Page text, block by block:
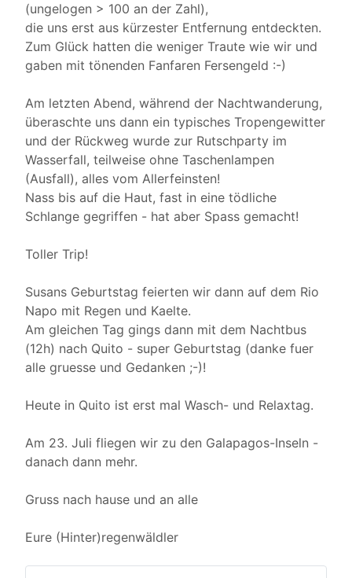
(ungelogen > 100 an der Zahl),
die uns erst aus kürzester Entfernung entdeckten.
Zum Glück hatten die weniger Traute wie wir und
gaben mit tönenden Fanfaren Fersengeld :-)
Am letzten Abend, während der Nachtwanderung,
überaschte uns dann ein typisches Tropengewitter
und der Rückweg wurde zur Rutschparty im
Wasserfall, teilweise ohne Taschenlampen
(Ausfall), alles vom Allerfeinsten!
Nass bis auf die Haut, fast in eine tödliche
Schlange gegriffen - hat aber Spass gemacht!
Toller Trip!
Susans Geburtstag feierten wir dann auf dem Rio
Napo mit Regen und Kaelte.
Am gleichen Tag gings dann mit dem Nachtbus
(12h) nach Quito - super Geburtstag (danke fuer
alle gruesse und Gedanken ;-)!
Heute in Quito ist erst mal Wasch- und Relaxtag.
Am 23. Juli fliegen wir zu den Galapagos-Inseln -
danach dann mehr.
Gruss nach hause und an alle
Eure (Hinter)regenwäldler